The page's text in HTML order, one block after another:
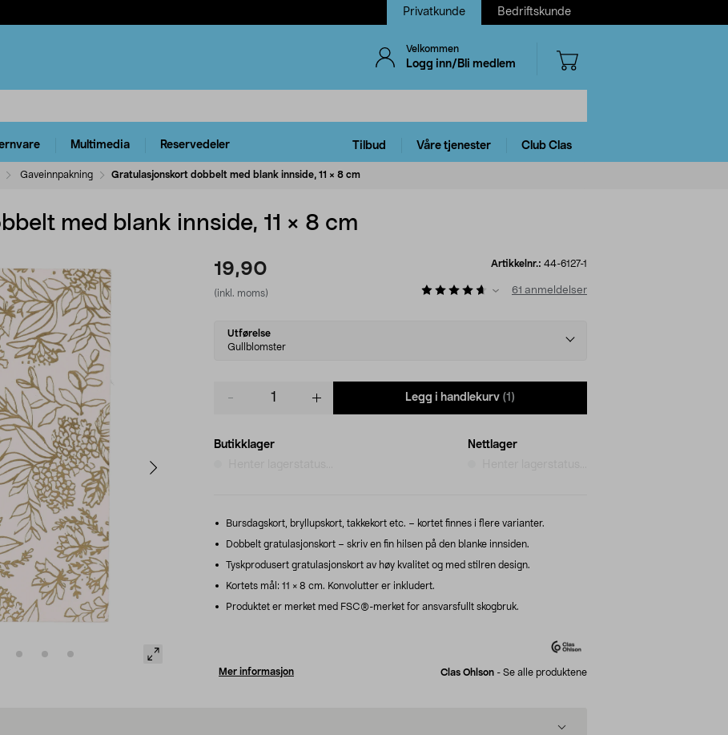
Privatkunde Bedriftskunde
Velkommen
Logg inn/Bli medlem
Multimedia Reservedeler Tilbud Våre tjenester Club Clas
Gaveinnpakning Gratulasjonskort dobbelt med blank innside, 11 × 8 cm
med blank innside, 11 × 8 cm
19,90
(inkl. moms)
Artikkelnr.: 44-6127-1
61 anmeldelser
Select
variant
Utførelse
Gullblomster
Legg i handlekurv (1)
Butikklager
Nettlager
Bursdagskort, bryllupskort, takkekort etc. – kortet finnes i flere varianter.
Dobbelt gratulasjonskort – skriv en fin hilsen på den blanke innsiden.
Tyskprodusert gratulasjonskort av høy kvalitet og med stilren design.
Kortets mål: 11 × 8 cm. Konvolutter er inkludert.
Produktet er merket med FSC®-merket for ansvarsfullt skogbruk.
Mer informasjon Clas Ohlson - Se alle produktene